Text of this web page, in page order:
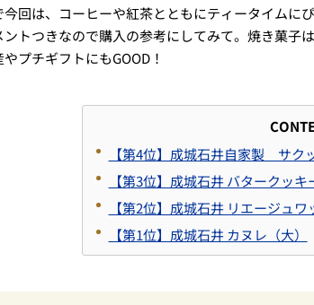
今回は、コーヒーや紅茶とともにティータイムに
ントつきなので購入の参考にしてみて。焼き菓子
プチギフトにもGOOD！
【第4位】成城石井自家製 サク
【第3位】成城石井 バタークッ
【第2位】成城石井 リエージュワ
【第1位】成城石井 カヌレ（大）